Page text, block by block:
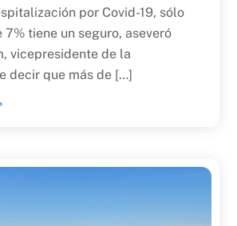
por Covid-19, sólo
tiene un seguro, aseveró
vicepresidente de la
decir que más de […]